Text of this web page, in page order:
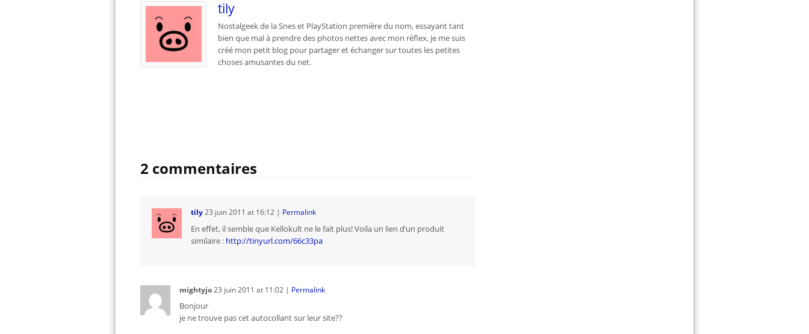
tily
Nostalgeek de la Snes et PlayStation première du nom, essayant tant
bien que mal à prendre des photos nettes avec mon réflex, je me suis
créé mon petit blog pour partager et échanger sur toutes les petites
choses amusantes du net.
2 commentaires
tily23 juin 2011 at 16:12 | Permalink
En effet, il semble que Kellokult ne le fait plus! Voila un lien d’un produit
similaire : http://tinyurl.com/66c33pa
mightyjo23 juin 2011 at 11:02 | Permalink
Bonjour
je ne trouve pas cet autocollant sur leur site??